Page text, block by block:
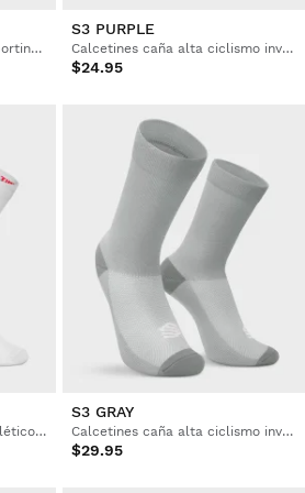
Calcetines ciclismo Real Sporting de Gijón x Siroko
S3 PURPLE
Calcetines caña alta ciclismo invierno
$24.95
Calcetines ciclismo Club Atlético Osasuna x Siroko
S3 GRAY
Calcetines caña alta ciclismo invierno
$29.95